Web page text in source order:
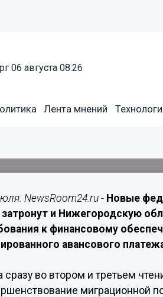
06 августа 08:26
Лента мнений
области
NewsRoom24.ru - Новые
затронут и Нижегородскую
к финансовому
авансового
сразу во втором и третьем
миграционной